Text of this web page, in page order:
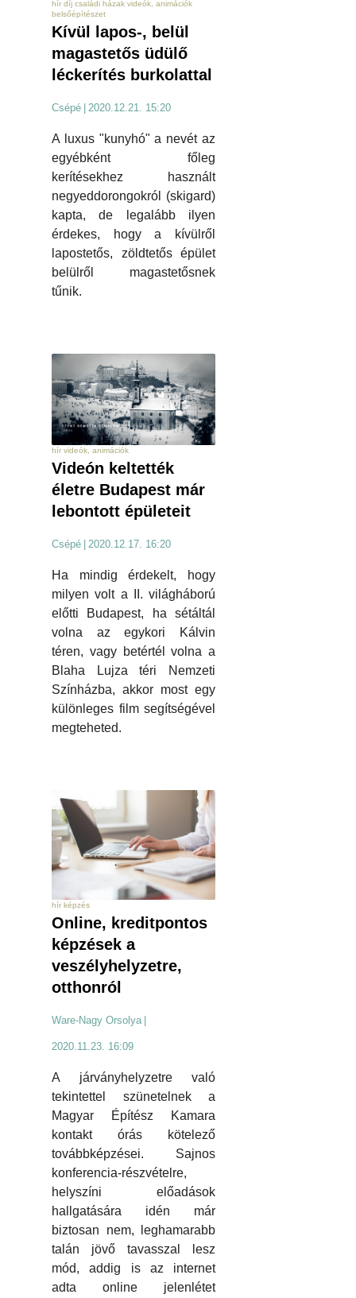
hír díj családi házak videók, animációk
belsőépítészet
Kívül lapos-, belül
magastetős üdülő
léckerítés burkolattal
Csépé | 2020.12.21. 15:20
A luxus "kunyhó" a nevét az
egyébként főleg
kerítésekhez használt
negyeddorongokról (skigard)
kapta, de legalább ilyen
érdekes, hogy a kívülről
lapostetős, zöldtetős épület
belülről magastetősnek
tűnik.
hír videók, animációk
Videón keltették
életre Budapest már
lebontott épületeit
Csépé 2020.12.17. 16:20
Ha mindig érdekelt, hogy
milyen volt a II. világháború
előtti Budapest, ha sétáltál
volna az egykori Kálvin
téren, vagy betértél volna a
Blaha Lujza téri Nemzeti
Színházba, akkor most egy
különleges film segítségével
megteheted.
hír képzés
Online, kreditpontos
képzések a
veszélyhelyzetre,
otthonról
Ware-Nagy Orsolya |
2020.11.23. 16:09
A járványhelyzetre való
tekintettel szünetelnek a
Magyar Építész Kamara
kontakt órás kötelező
továbbképzései. Sajnos
konferencia-részvételre,
helyszíni előadások
hallgatására idén már
biztosan nem, leghamarabb
talán jövő tavasszal lesz
mód, addig is az internet
adta online jelenlétet